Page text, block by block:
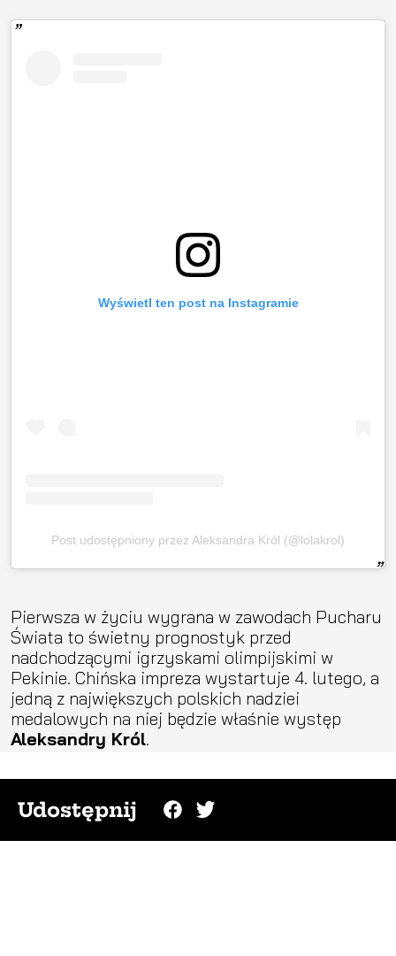
Wyświetl ten post na Instagramie
Post udostępniony przez Aleksandra Król (@lolakrol)
Pierwsza w życiu wygrana w zawodach Pucharu
Świata to świetny prognostyk przed
nadchodzącymi igrzyskami olimpijskimi w
Pekinie. Chińska impreza wystartuje 4. lutego, a
jedną z największych polskich nadziei
medalowych na niej będzie właśnie występ
Aleksandry Król.
Udostępnij